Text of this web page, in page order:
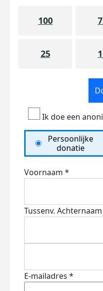
100
25
Ik doe een
Persoonlijke
donatie
Voornaam *
Tussenv.
E-mailadres *